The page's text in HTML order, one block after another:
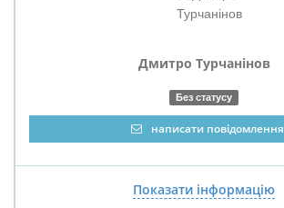
Дмитро Турчанiнов
Без статусу
написати повідомлення
Показати інформацію